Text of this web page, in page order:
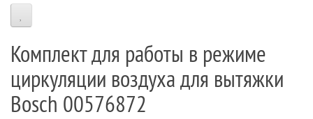
Комплект для работы в режиме
циркуляции воздуха для вытяжки
Bosch 00576872